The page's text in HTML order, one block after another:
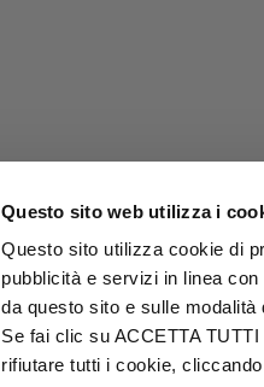
Questo sito web utilizza i
Questo sito utilizza cookie di
pubblicità e servizi in linea
da questo sito e sulle
Se fai clic su ACCETTA
rifiutare tutti i cookie,